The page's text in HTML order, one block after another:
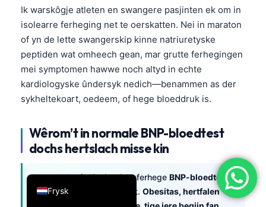
Ik warskôgje atleten en swangere pasjinten ek om in
isolearre ferheging net te oerskatten. Nei in maraton
of yn de lette swangerskip kinne natriuretyske
peptiden wat omheech gean, mar grutte ferhegingen
mei symptomen hawwe noch altyd in echte
kardiologyske ûndersyk nedich—benammen as der
sykheltekoart, oedeem, of hege bloeddruk is.
Wêrom’t in normale BNP-bloedtest
dochs hertslach misse kin
In normale of allinnich licht ferhege BNP-bloedtest
slút hertfalen net folslein út. Obesitas, hertfalen
Frysk
Deutsch
العربية
עִבְרִית
Italiano
Español
Português
Ελληνικά